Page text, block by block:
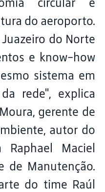
do aeroporto.
do Norte
e know-how
sistema em
rede", explica
gerente de
autor do
Maciel
de Manutenção.
do time Raúl